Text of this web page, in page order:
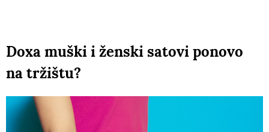
Doxa muški i ženski satovi ponovo
na tržištu?